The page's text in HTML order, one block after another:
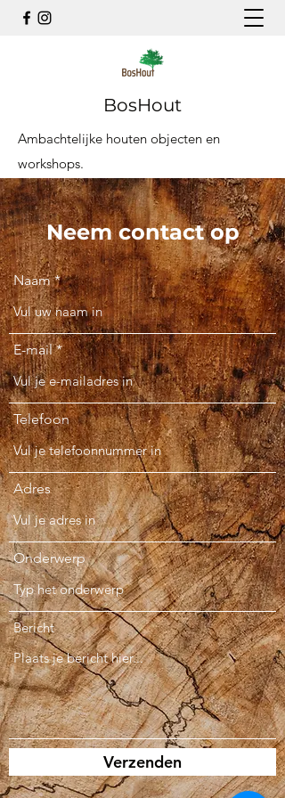
BosHout
Ambachtelijke houten objecten en
workshops.
Neem contact op
Naam
E-mail
Telefoon
Adres
Onderwerp
Bericht
Verzenden